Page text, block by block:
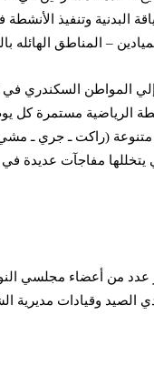
البدنية وتنفيذ الأنشطة
– المناطق الهائله
المواطن السكندري في
الرياضية مستمرة كل
متنوعة (راكت ـ جري ـ
يتخللها مفاجآت عديدة
عدد من أعضاء مجلسي
الصيد وقيادات مديرية